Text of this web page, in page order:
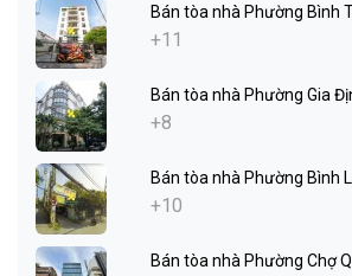
Bán tòa nhà Phường Bình
+11
Bán tòa nhà Phường Gia
+8
Bán tòa nhà Phường Bình
+10
Bán tòa nhà Phường Chợ